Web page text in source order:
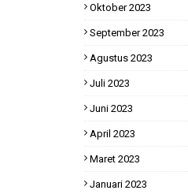
Oktober 2023
September 2023
Agustus 2023
Juli 2023
Juni 2023
April 2023
Maret 2023
Januari 2023